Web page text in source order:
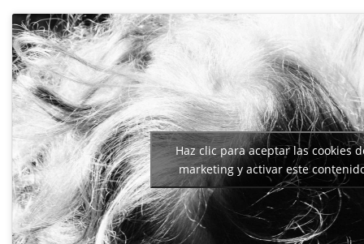
Haz clic para aceptar las cookies
marketing y activar este